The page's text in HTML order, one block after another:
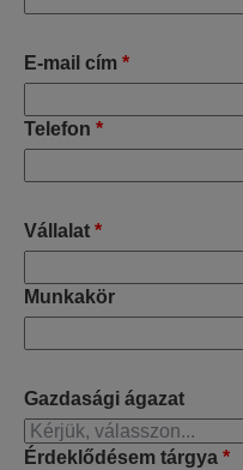
E-mail cím *
Telefon *
Vállalat *
Munkakör
Gazdasági ágazat
Érdeklődésem tárgya *